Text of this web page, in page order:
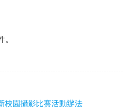
。
校園攝影比賽活動辦法